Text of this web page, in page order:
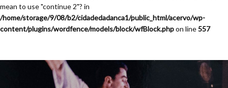
mean to use "continue 2"? in
/home/storage/9/08/b2/cidadedadanca1/public_html/acervo/wp-
content/plugins/wordfence/models/block/wfBlock.phpon line557
Festival de Dança de jOinville - 13a. Edição - 1995